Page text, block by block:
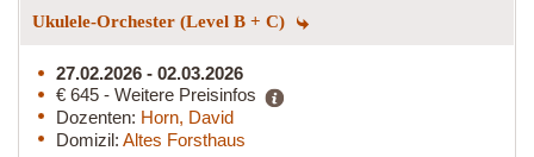
Ukulele-Orchester (Level B + C)
27.02.2026 - 02.03.2026
€ 645 - Weitere Preisinfos
Dozenten: Horn, David
Domizil: Altes Forsthaus